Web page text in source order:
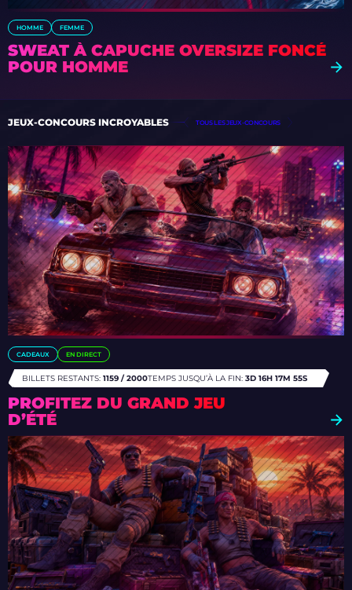
HOMME FEMME
SWEAT À CAPUCHE OVERSIZE FONCÉ
POUR HOMME
JEUX-CONCOURS INCROYABLES TOUS LES JEUX-CONCOURS
CADEAUX EN DIRECT
BILLETS RESTANTS: 1159 / 2000TEMPS JUSQU’À LA FIN: 3D 16H 17M 52S
PROFITEZ DU GRAND JEU
D’ÉTÉ